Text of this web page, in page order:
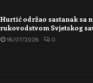
Hurtić održao sastanak sa
rukovodstvom Svjetskog
16/07/2026 0